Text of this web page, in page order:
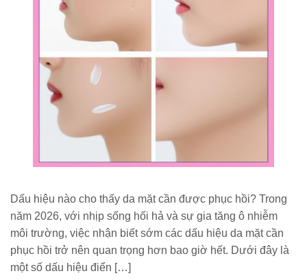
Dấu hiệu nào cho thấy da mặt cần được phục hồi? Trong
năm 2026, với nhịp sống hối hả và sự gia tăng ô nhiễm
môi trường, việc nhận biết sớm các dấu hiệu da mặt cần
phục hồi trở nên quan trọng hơn bao giờ hết. Dưới đây là
một số dấu hiệu điển […]